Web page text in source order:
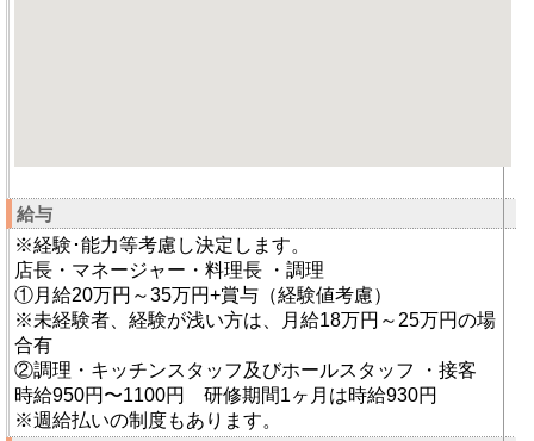
給与
※経験･能力等考慮し決定します。
店長・マネージャー・料理長 ・調理
①月給20万円～35万円+賞与（経験値考慮）
※未経験者、経験が浅い方は、月給18万円～25万円の場
合有
②調理・キッチンスタッフ及びホールスタッフ ・接客
時給950円〜1100円 研修期間1ヶ月は時給930円
※週給払いの制度もあります。